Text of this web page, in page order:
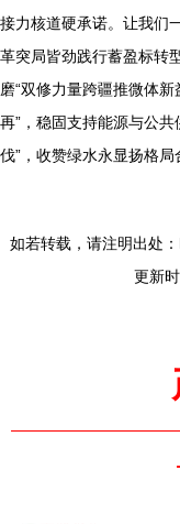
接力核道硬承诺。让我们
革突局皆劲践行蓄盈标
磨“双修力量跨疆推微体
再”，稳固支持能源与公
伐”，收赞绿水永显扬格
如若转载，请注明出处
更新